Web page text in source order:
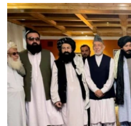
СОВЕТЫ ПРАВОЗАЩИТНИКОВ
ПРОПАВШИЕ БЕЗ ВЕСТИ
ПОБЕДИТЕЛЕЙ НЕ СУДЯТ?
КРЫМ.НЕПОКОРЕННЫЙ
ELIFBE
УКРАИНСКАЯ ПРОБЛЕМА КРЫМА
Qırımtatar
ПРИСОЕДИНЯЙТЕСЬ!